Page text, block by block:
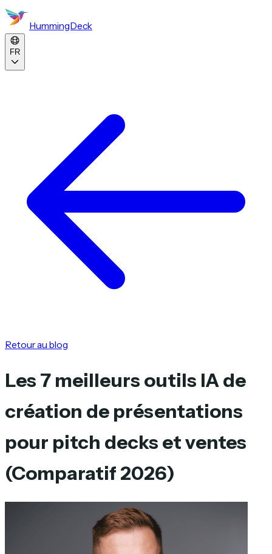
HummingDeck
FR
Retour au blog
Les 7 meilleurs outils IA de
création de présentations
pour pitch decks et ventes
(Comparatif 2026)